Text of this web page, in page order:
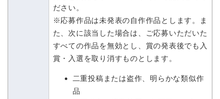
ださい。
※応募作品は未発表の自作作品とします。ま
た、次に該当した場合は、ご応募いただいた
すべての作品を無効とし、賞の発表後でも入
賞・入選を取り消すものとします。
二重投稿または盗作、明らかな類似作
品